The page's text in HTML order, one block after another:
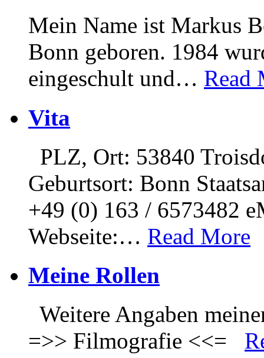
Mein Name ist Markus
Bonn geboren. 1984
eingeschult und… Read
Vita
PLZ, Ort: 53840
Geburtsort: Bonn
+49 (0) 163 / 6573482
Webseite:… Read More
Meine Rollen
Weitere Angaben
=>> Filmografie <<=